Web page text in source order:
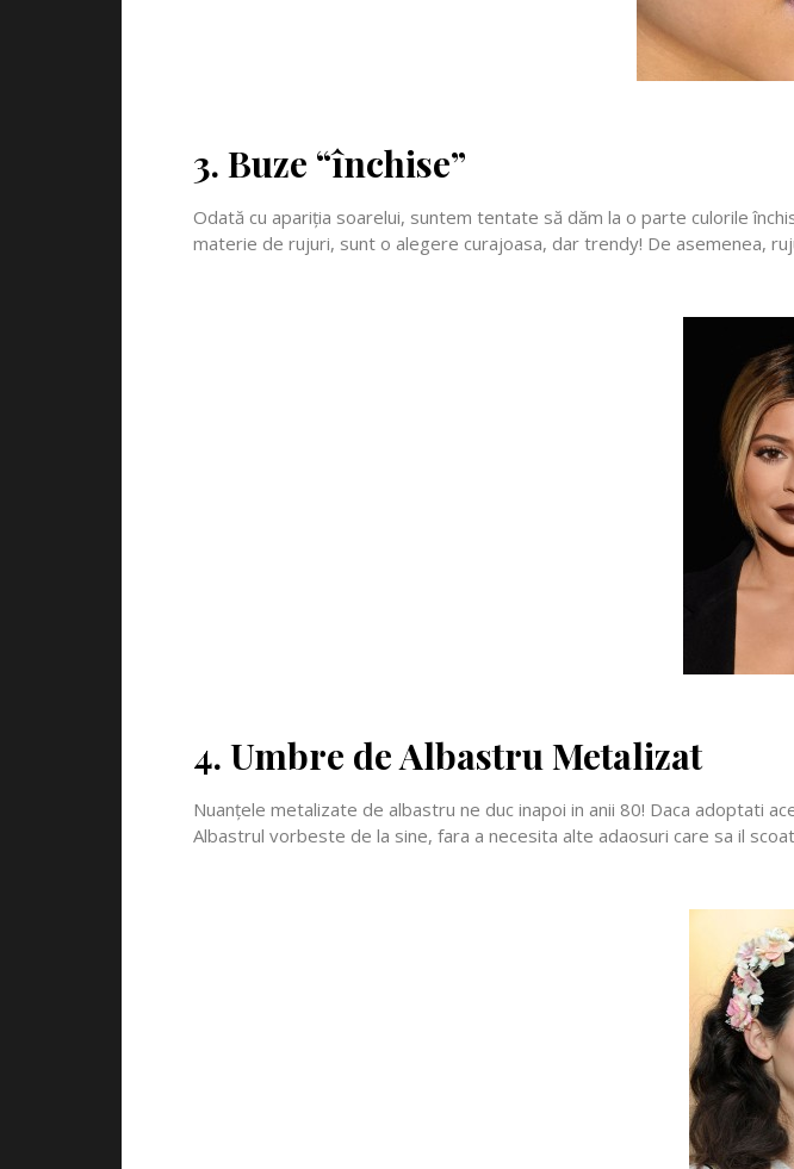
3. Buze “închise”
Odată cu apariția soarelui, suntem tentate să dăm la o parte culorile
materie de rujuri, sunt o alegere curajoasa, dar trendy! De asemenea,
4. Umbre de Albastru Metalizat
Nuanțele metalizate de albastru ne duc inapoi in anii 80! Daca adoptati
Albastrul vorbeste de la sine, fara a necesita alte adaosuri care sa il